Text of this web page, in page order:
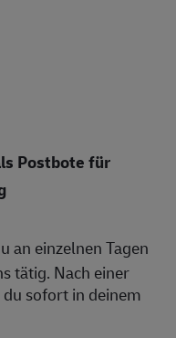
Postbote für
an einzelnen Tagen
tätig. Nach einer
sofort in deinem